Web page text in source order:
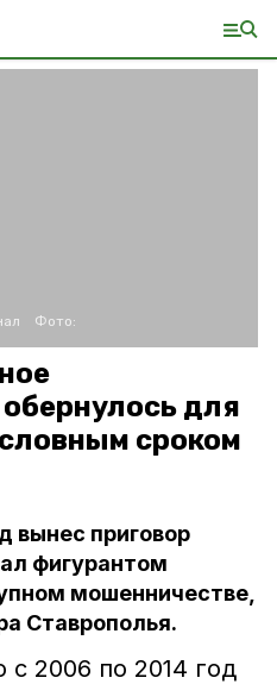
Фото:
для
сроком
вынес приговор
фигурантом
мошенничестве,
Ставрополья.
с 2006 по 2014 год